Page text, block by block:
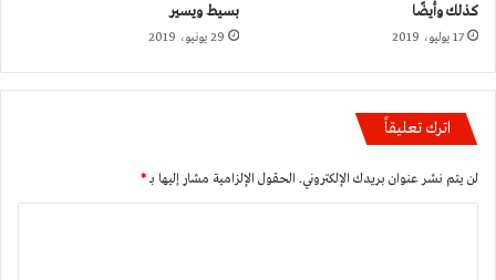
كذلك وأيضًا
17 يوليو، 2019
بسيط ويسير
29 يونيو، 2019
اترك تعليقاً
لن يتم نشر عنوان بريدك الإلكتروني. الحقول الإلزامية مشار إليها بـ*